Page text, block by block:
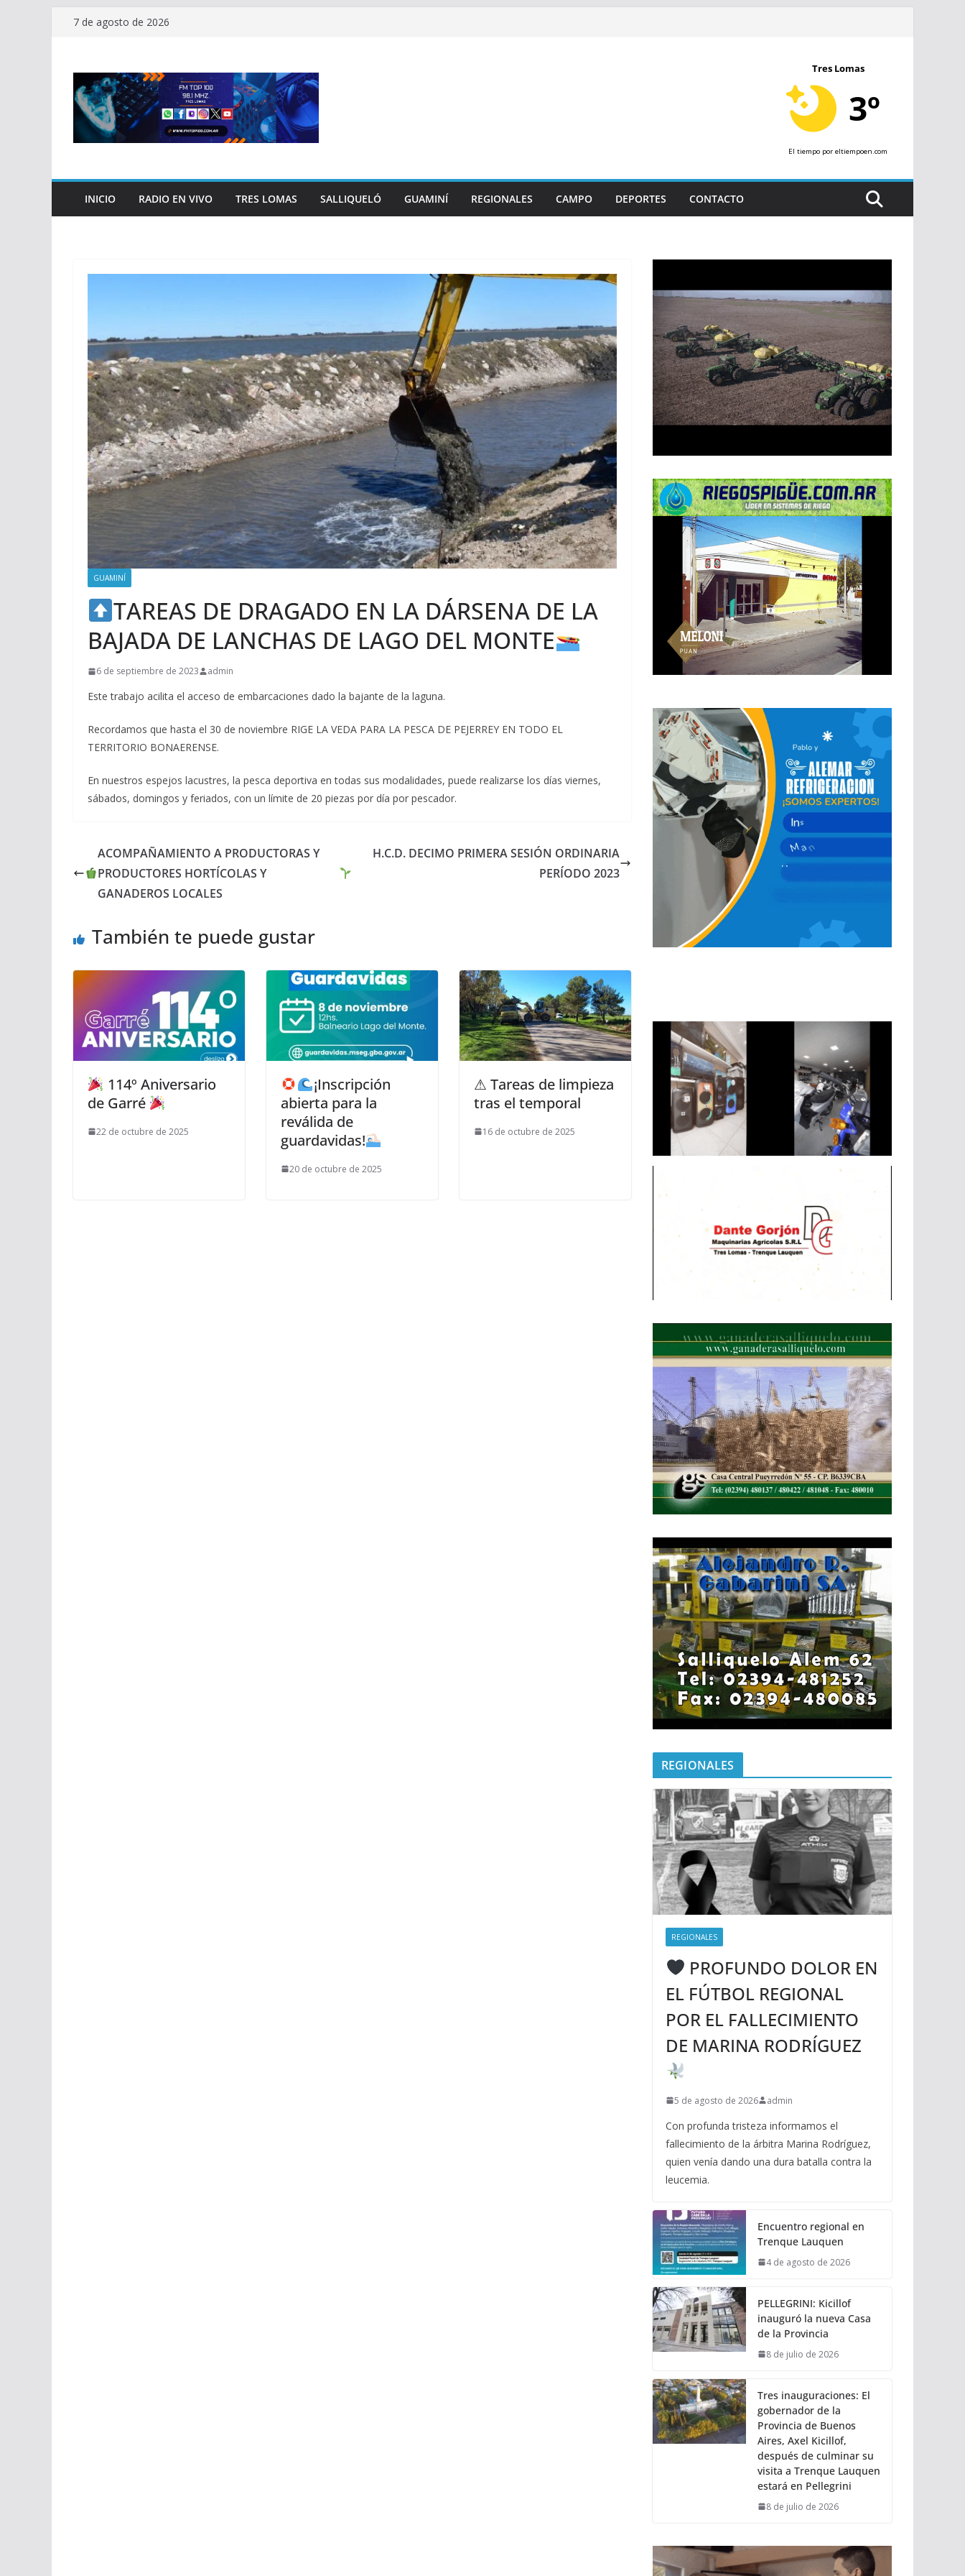
Saltar7 de agosto de 2026
Tres Lomas
3º
El tiempo por eltiempoen.com
INICIO RADIO EN VIVO TRES LOMAS SALLIQUELÓ GUAMINÍ REGIONALES CAMPO DEPORTES CONTACTO
GUAMINÍ
TAREAS DE DRAGADO EN LA DÁRSENA DE LA
BAJADA DE LANCHAS DE LAGO DEL MONTE
6 de septiembre de 2023 admin
Este trabajo acilita el acceso de embarcaciones dado la bajante de la laguna.
Recordamos que hasta el 30 de noviembre RIGE LA VEDA PARA LA PESCA DE PEJERREY EN TODO EL
TERRITORIO BONAERENSE.
En nuestros espejos lacustres, la pesca deportiva en todas sus modalidades, puede realizarse los días viernes,
sábados, domingos y feriados, con un límite de 20 piezas por día por pescador.
ACOMPAÑAMIENTO A PRODUCTORAS Y
PRODUCTORES HORTÍCOLAS Y
GANADEROS LOCALES
H.C.D. DECIMO PRIMERA SESIÓN ORDINARIA
PERÍODO 2023
También te puede gustar
114º Aniversario
de Garré
22 de octubre de 2025
¡Inscripción
abierta para la
reválida de
guardavidas!
20 de octubre de 2025
⚠ Tareas de limpieza
tras el temporal
16 de octubre de 2025
REGIONALES
REGIONALES
PROFUNDO DOLOR EN
EL FÚTBOL REGIONAL
POR EL FALLECIMIENTO
DE MARINA RODRÍGUEZ
5 de agosto de 2026 admin
Con profunda tristeza informamos el
fallecimiento de la árbitra Marina Rodríguez,
quien venía dando una dura batalla contra la
leucemia.
Encuentro regional en
Trenque Lauquen
4 de agosto de 2026
PELLEGRINI: Kicillof
inauguró la nueva Casa
de la Provincia
8 de julio de 2026
Tres inauguraciones: El
gobernador de la
Provincia de Buenos
Aires, Axel Kicillof,
después de culminar su
visita a Trenque Lauquen
estará en Pellegrini
8 de julio de 2026